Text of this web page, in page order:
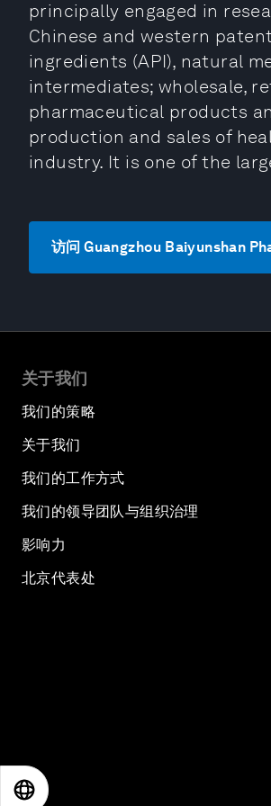
principally engaged in
Chinese and western
ingredients (API), natural
intermediates; wholesale,
pharmaceutical products
production and sales of
industry. It is one of the
访问 Guangzhou Baiyunshan
关于我们
我们的策略
关于我们
我们的工作方式
我们的领导团队与组织治理
影响力
北京代表处